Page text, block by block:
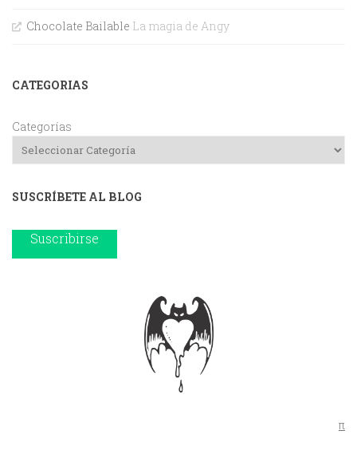
Chocolate Bailable La magia de Angy
CATEGORIAS
Categorías
SUSCRÍBETE AL BLOG
Suscribirse
π